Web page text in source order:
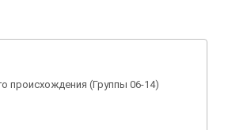
происхождения (Группы 06-14)